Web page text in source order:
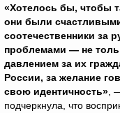
«Хотелось бы, чтобы
они были
соотечественники за
проблемами — не
давлением за их
России, за желание
свою идентичность» ,
подчеркнула, что